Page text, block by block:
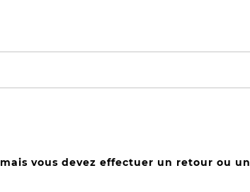
vous devez effectuer un retour ou un